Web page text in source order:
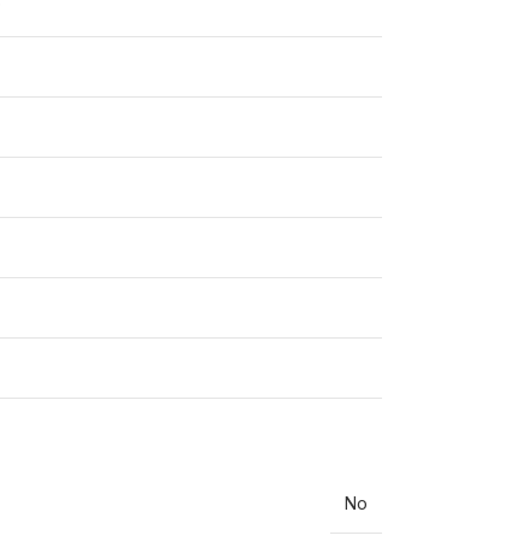
No